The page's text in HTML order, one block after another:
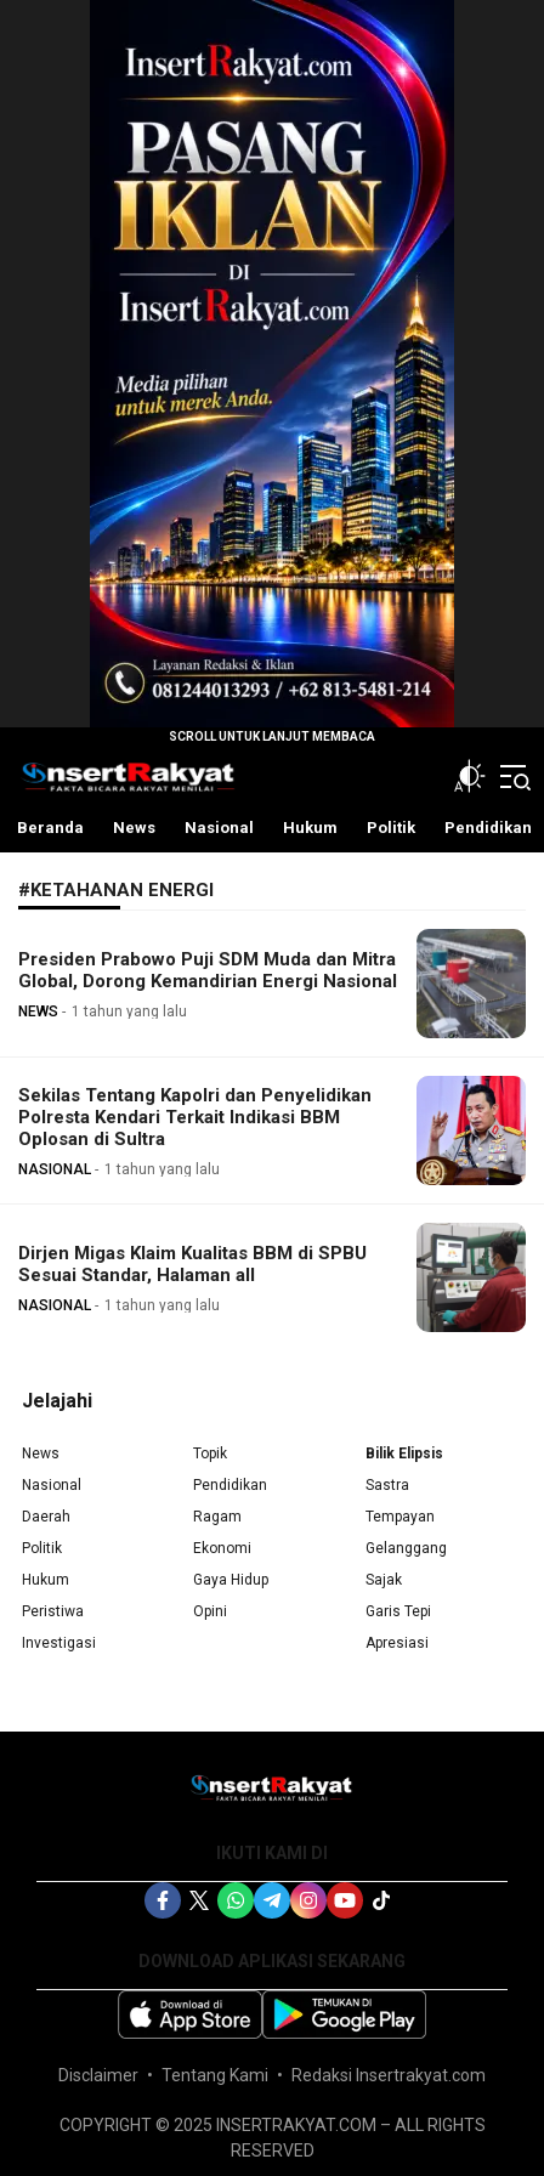
InsertRakyat.com
Fakta Bicara Rakyat Menilai
Beranda News Nasional Hukum Politik Pendidikan
#KETAHANAN ENERGI
Presiden Prabowo Puji SDM Muda dan Mitra
Global, Dorong Kemandirian Energi Nasional
NEWS 1 tahun yang lalu
Sekilas Tentang Kapolri dan Penyelidikan
Polresta Kendari Terkait Indikasi BBM
Oplosan di Sultra
NASIONAL 1 tahun yang lalu
Dirjen Migas Klaim Kualitas BBM di SPBU
Sesuai Standar, Halaman all
NASIONAL 1 tahun yang lalu
Jelajahi
News
Nasional
Daerah
Politik
Hukum
Peristiwa
Investigasi
Topik
Pendidikan
Ragam
Ekonomi
Gaya Hidup
Opini
Bilik Elipsis
Sastra
Tempayan
Gelanggang
Sajak
Garis Tepi
Apresiasi
IKUTI KAMI DI
DOWNLOAD APLIKASI SEKARANG
Disclaimer Tentang Kami Redaksi Insertrakyat.com
COPYRIGHT © 2025 INSERTRAKYAT.COM – ALL RIGHTS
RESERVED